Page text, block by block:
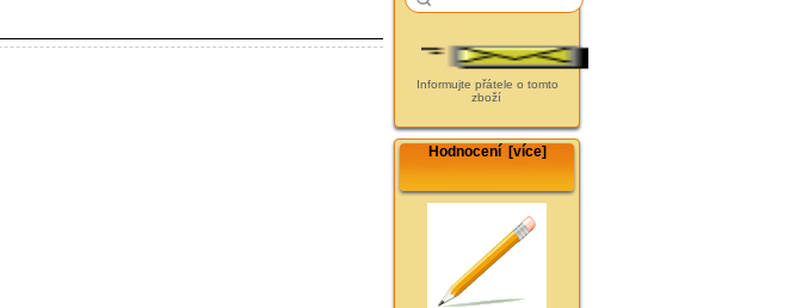
Informujte přátele o tomto
zboží
Hodnocení [více]